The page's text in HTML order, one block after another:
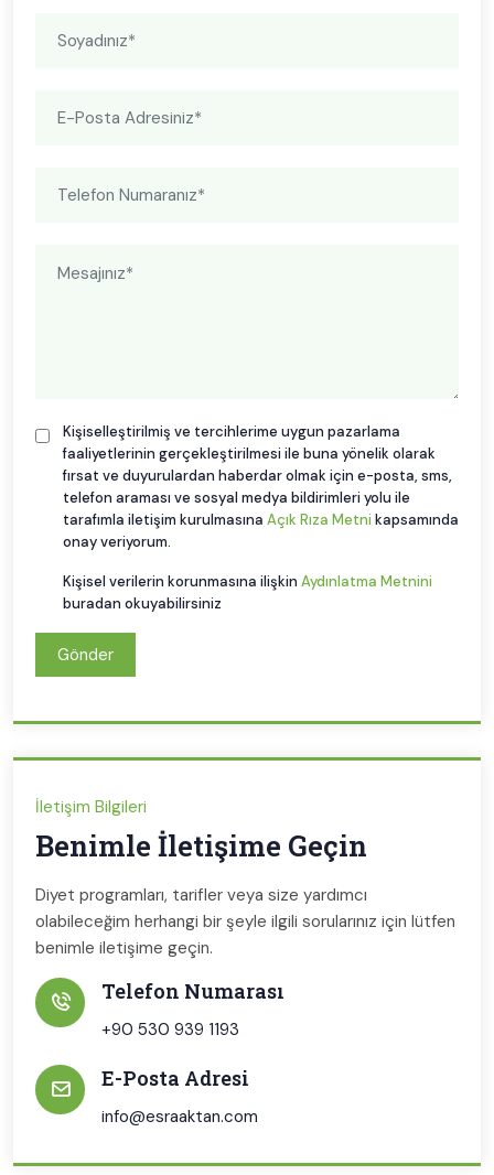
Kişiselleştirilmiş ve tercihlerime uygun pazarlama
faaliyetlerinin gerçekleştirilmesi ile buna yönelik olarak
fırsat ve duyurulardan haberdar olmak için e-posta, sms,
telefon araması ve sosyal medya bildirimleri yolu ile
tarafımla iletişim kurulmasına Açık Rıza Metni kapsamında
onay veriyorum.
Kişisel verilerin korunmasına ilişkin Aydınlatma Metnini
buradan okuyabilirsiniz
Gönder
İletişim Bilgileri
Benimle İletişime Geçin
Diyet programları, tarifler veya size yardımcı
olabileceğim herhangi bir şeyle ilgili sorularınız için lütfen
benimle iletişime geçin.
Telefon Numarası
+90 530 939 1193
E-Posta Adresi
info@esraaktan.com